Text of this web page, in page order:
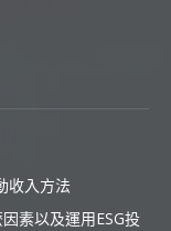
收入方法
素以及運用ESG投